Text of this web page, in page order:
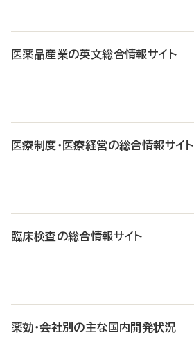
医薬品産業の英文総合情報サイト
医療制度・医療経営の総合情報サイト
臨床検査の総合情報サイト
薬効・会社別の主な国内開発状況